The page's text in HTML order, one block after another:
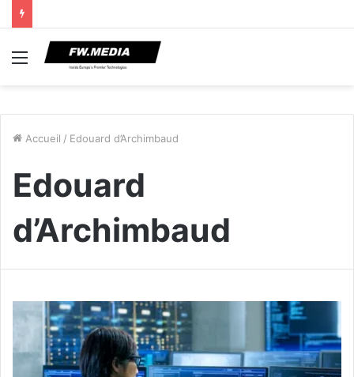
Menu
Accueil / Edouard d’Archimbaud
Edouard
d’Archimbaud